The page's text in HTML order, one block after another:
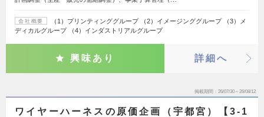
会社概要
（1）プリンティンググループ （2）イメージンググループ （3）メ
ディカルグループ （4）インダストリアルグループ
興味あり 詳細へ
掲載期間 26/07/30～26/08/12
ワイヤーハーネスの原価企画（宇都宮）【3-1